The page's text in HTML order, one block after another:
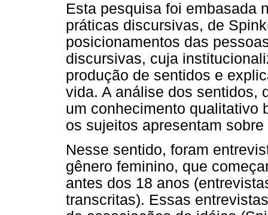
Esta pesquisa foi embasada
práticas discursivas, de
posicionamentos das
discursivas, cuja
produção de sentidos e
vida. A análise dos sentidos,
um conhecimento qualitativo
os sujeitos apresentam
Nesse sentido, foram
gênero feminino, que
antes dos 18 anos
transcritas). Essas